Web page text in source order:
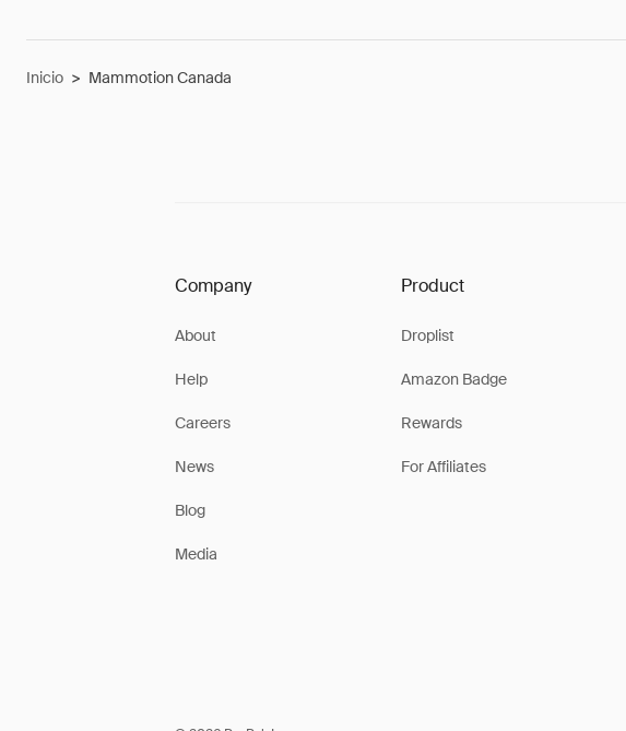
Inicio > Mammotion Canada
Company
About
Help
Careers
News
Blog
Media
Product
Droplist
Amazon Badge
Rewards
For Affiliates